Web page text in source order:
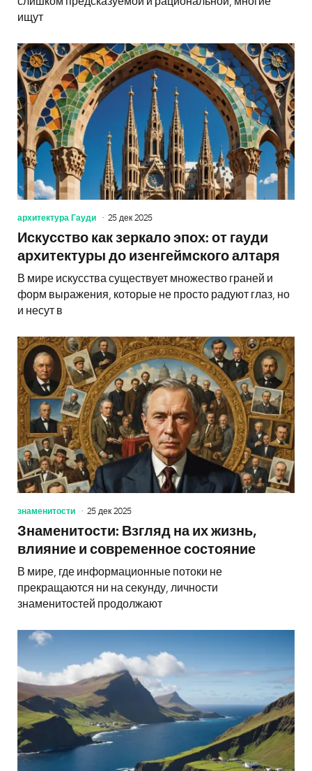
ищут
архитектура Гауди 25 дек 2025
Искусство как зеркало эпох: от гауди
архитектуры до изенгеймского алтаря
В мире искусства существует множество граней и
форм выражения, которые не просто радуют глаз, но
и несут в
знаменитости 25 дек 2025
Знаменитости: Взгляд на их жизнь,
влияние и современное состояние
В мире, где информационные потоки не
прекращаются ни на секунду, личности
знаменитостей продолжают